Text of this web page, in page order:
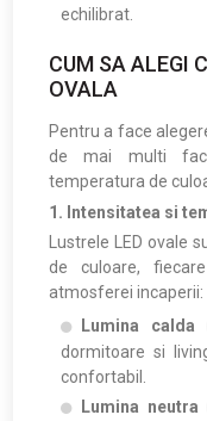
echilibrat.
CUM SA ALEGI
OVALA
Pentru a face
de mai multi
temperatura de
1. Intensitatea si
Lustrele LED ovale
de culoare,
atmosferei incaperii:
Lumina calda
dormitoare si
confortabil.
Lumina neutra